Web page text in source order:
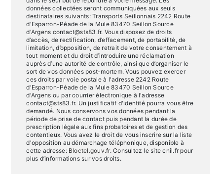
données collectées seront communiquées aux seuls
destinataires suivants: Transports Seillonnais 2242 Route
d'Esparron-Péade de la Mule 83470 Seillon Source
d'Argens contact@sts83.fr. Vous disposez de droits
d’accès, de rectification, d’effacement, de portabilité, de
limitation, d’opposition, de retrait de votre consentement à
tout moment et du droit d’introduire une réclamation
auprès d’une autorité de contrôle, ainsi que d’organiser le
sort de vos données post-mortem. Vous pouvez exercer
ces droits par voie postale à l'adresse 2242 Route
d'Esparron-Péade de la Mule 83470 Seillon Source
d'Argens ou par courrier électronique à l'adresse
contact@sts83.fr. Un justificatif d'identité pourra vous être
demandé. Nous conservons vos données pendant la
période de prise de contact puis pendant la durée de
prescription légale aux fins probatoires et de gestion des
contentieux. Vous avez le droit de vous inscrire sur la liste
d'opposition au démarchage téléphonique, disponible à
cette adresse: Bloctel.gouv.fr. Consultez le site cnil.fr pour
plus d’informations sur vos droits.